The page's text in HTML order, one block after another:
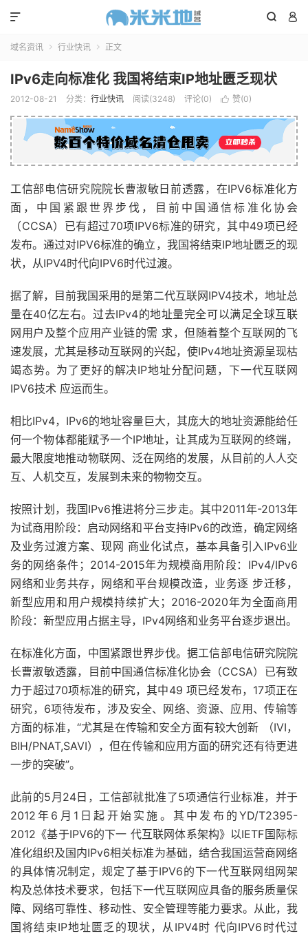
 

域名资讯  行业快讯  正文
IPv6走向标准化 我国将结束IP地址匮乏现状
2012-08-21 分类： 行业快讯 阅读(3248) 评论(0)  赞(0)
工信部电信研究院院长曹淑敏日前透露，在IPV6标准化方
面，中国紧跟世界步伐，目前中国通信标准化协会
（CCSA）已有超过70项IPV6标准的研究，其中49项已经
发布。通过对IPV6标准的确立，我国将结束IP地址匮乏的现
状，从IPV4时代向IPV6时代过渡。
据了解，目前我国采用的是第二代互联网IPV4技术，地址总
量在40亿左右。过去IPv4的地址量完全可以满足全球互联
网用户及整个应用产业链的需 求，但随着整个互联网的飞
速发展，尤其是移动互联网的兴起，使IPv4地址资源呈现枯
竭态势。为了更好的解决IP地址分配问题，下一代互联网
IPV6技术 应运而生。
相比IPv4，IPv6的地址容量巨大，其庞大的地址资源能给任
何一个物体都能赋予一个IP地址，让其成为互联网的终端，
最大限度地推动物联网、泛在网络的发展，从目前的人人交
互、人机交互，发展到未来的物物交互。
按照计划，我国IPv6推进将分三步走。其中2011年-2013年
为试商用阶段：启动网络和平台支持IPv6的改造，确定网络
及业务过渡方案、现网 商业化试点，基本具备引入IPv6业
务的网络条件；2014-2015年为规模商用阶段：IPv4/IPv6
网络和业务共存，网络和平台规模改造，业务逐 步迁移，
新型应用和用户规模持续扩大；2016-2020年为全面商用
阶段：新型应用占据主导，IPv4网络和业务平台逐步退出。
在标准化方面，中国紧跟世界步伐。据工信部电信研究院院
长曹淑敏透露，目前中国通信标准化协会（CCSA）已有致
力于超过70项标准的研究，其中49 项已经发布，17项正在
研究，6项待发布，涉及安全、网络、资源、应用、传输等
方面的标准，“尤其是在传输和安全方面有较大创新 （IVI，
BIH/PNAT,SAVI），但在传输和应用方面的研究还有待更进
一步的突破”。
此前的5月24日，工信部就批准了5项通信行业标准，并于
2012年6月1日起开始实施。其中发布的YD/T2395-
2012《基于IPV6的下一 代互联网体系架构》以IETF国际标
准化组织及国内IPv6相关标准为基础，结合我国运营商网络
的具体情况制定，规定了基于IPV6的下一代互联网组网架
构及总体技术要求，包括下一代互联网应具备的服务质量保
障、网络可靠性、移动性、安全管理等能力要求。从此，我
国将结束IP地址匮乏的现状，从IPV4时 代向IPV6时代过